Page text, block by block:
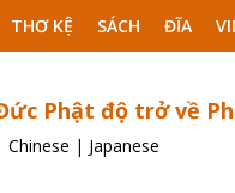
THƠ KỆ SÁCH ĐĨA
Phật độ trở về
Chinese | Japanese